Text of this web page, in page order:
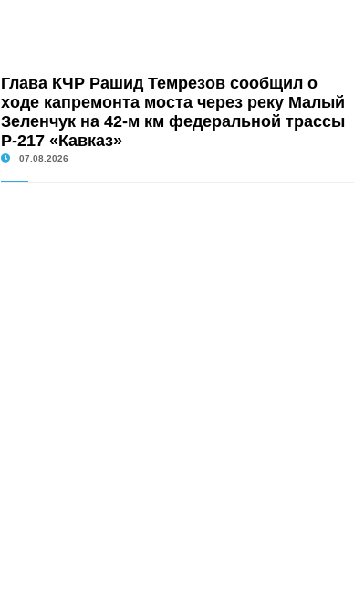
Глава КЧР Рашид Темрезов сообщил о
ходе капремонта моста через реку Малый
Зеленчук на 42-м км федеральной трассы
Р-217 «Кавказ»
07.08.2026